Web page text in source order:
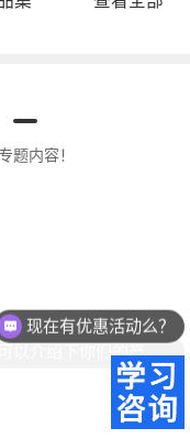
题内容！
可以介绍下你们的产品么？
现在有优惠活动么？